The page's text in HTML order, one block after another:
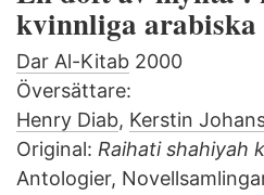
kvinnliga
Dar Al-Kitab 2000
Översättare:
Henry Diab, Kerstin
Original: Raihati shahiyah
Antologier,